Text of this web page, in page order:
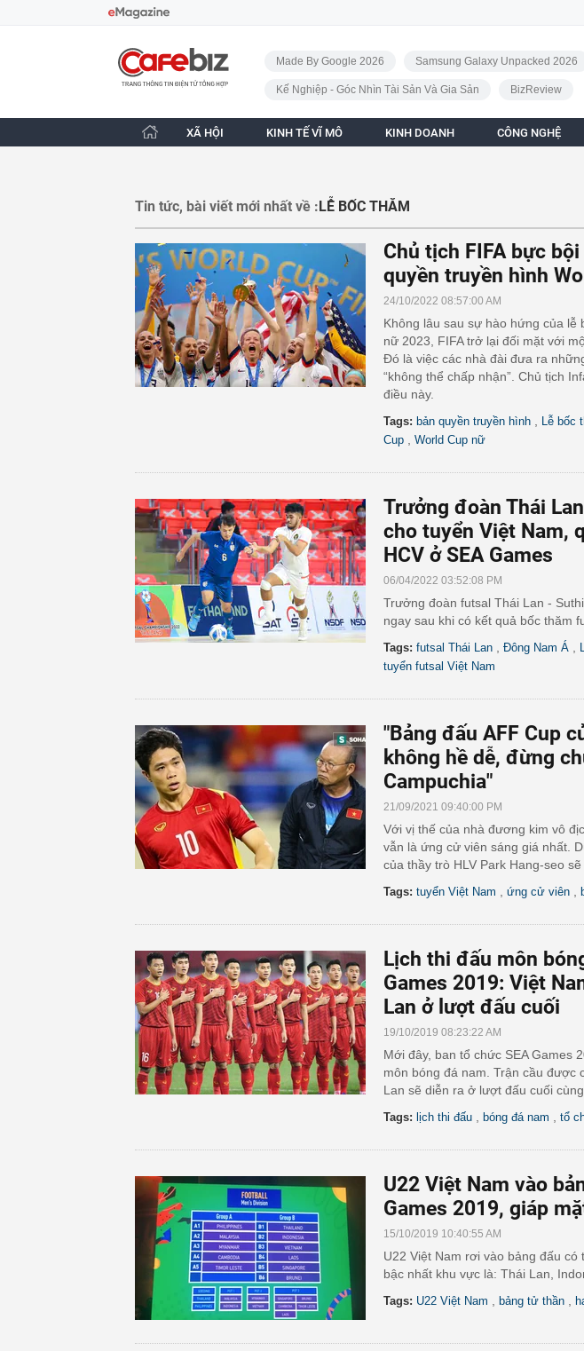
CafeBiz - Trang chủ
Made By Google 2026
Samsung Galaxy Unpacked 2026
Kế Nghiệp - Góc Nhìn Tài Sản Và Gia Sản BizReview
XÃ HỘI KINH TẾ VĨ MÔ KINH DOANH CÔNG NGHỆ
Tin tức, bài viết mới nhất về :LỄ BỐC THĂM
Chủ tịch FIFA bực
quyền truyền hình
24/10/2022 08:57:00 AM
Không lâu sau sự hào hứng của lễ
nữ 2023, FIFA trở lại đối mặt với
Đó là việc các nhà đài đưa ra
“không thể chấp nhận”. Chủ tịch
điều này.
Tags: bản quyền truyền hình Lễ bốc
Cup
World Cup nữ
Trưởng đoàn Thái
cho tuyển Việt Nam,
HCV ở SEA Games
06/04/2022 03:52:08 PM
Trưởng đoàn futsal Thái Lan -
ngay sau khi có kết quả bốc thăm
Tags: futsal Thái Lan Đông Nam Á
tuyển futsal Việt Nam
"Bảng đấu AFF Cup
không hề dễ, đừng
Campuchia"
21/09/2021 09:40:00 PM
Với vị thế của nhà đương kim vô
vẫn là ứng cử viên sáng giá nhất.
của thầy trò HLV Park Hang-seo sẽ
Tags: tuyển Việt Nam ứng cử viên
Lịch thi đấu môn
Games 2019: Việt
Lan ở lượt đấu cuối
19/10/2019 08:23:22 AM
Mới đây, ban tổ chức SEA Games
môn bóng đá nam. Trận cầu được
Lan sẽ diễn ra ở lượt đấu cuối
Tags: lịch thi đấu bóng đá nam tổ
U22 Việt Nam vào
Games 2019, giáp
15/10/2019 10:40:55 AM
U22 Việt Nam rơi vào bảng đấu
bậc nhất khu vực là: Thái Lan,
Tags: U22 Việt Nam bảng tử thần